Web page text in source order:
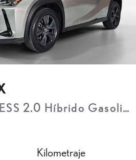
2.0 Híbrido
Kilometraje